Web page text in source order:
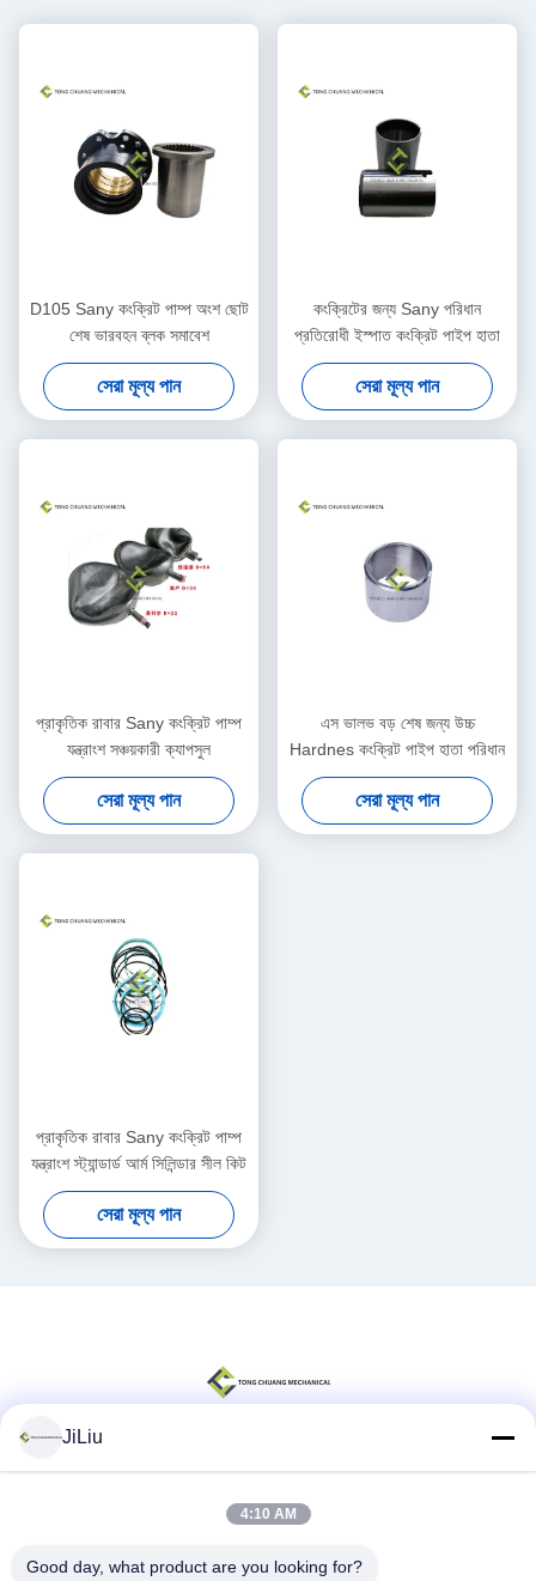
D105 Sany কংক্রিট পাম্প অংশ ছোট
শেষ ভারবহন ব্লক সমাবেশ
সেরা মূল্য পান
কংক্রিটের জন্য Sany পরিধান
প্রতিরোধী ইস্পাত কংক্রিট পাইপ হাতা
সেরা মূল্য পান
প্রাকৃতিক রাবার Sany কংক্রিট পাম্প
যন্ত্রাংশ সঞ্চয়কারী ক্যাপসুল
সেরা মূল্য পান
এস ভালভ বড় শেষ জন্য উচ্চ
Hardnes কংক্রিট পাইপ হাতা পরিধান
সেরা মূল্য পান
প্রাকৃতিক রাবার Sany কংক্রিট পাম্প
যন্ত্রাংশ স্ট্যান্ডার্ড আর্ম সিলিন্ডার সীল কিট
সেরা মূল্য পান
JiLiu
4:10 AM
Good day, what product are you looking for?